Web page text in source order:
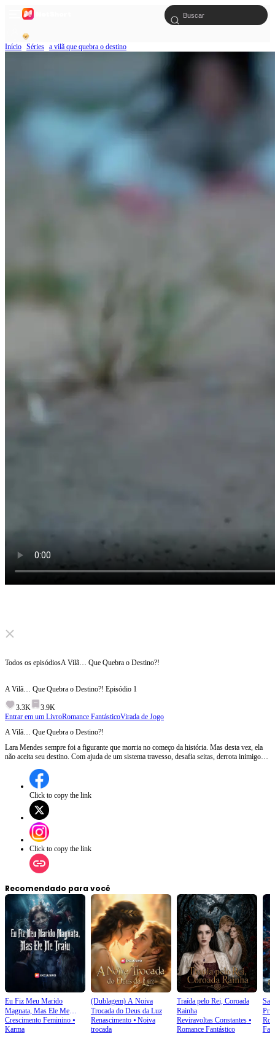
Início Séries a vilã que quebra o destino
Click to unmute
Todos os episódiosA Vilã… Que Quebra o Destino?!
A Vilã… Que Quebra o Destino?! Episódio 1
3.3K
3.9K
Entrar em um LivroRomance FantásticoVirada de Jogo
A Vilã… Que Quebra o Destino?!
Lara Mendes sempre foi a figurante que morria no começo da história. Mas desta vez, ela
não aceita seu destino. Com ajuda de um sistema travesso, desafia seitas, derrota inimigos
como rival… nem como aliada. Entre vingança, romance e batalhas épicas, Lara escreve seu
próprio destino e prova que nenhuma profecia vai segurá-la.
Click to copy the link
Click to copy the link
Recomendado para você
Eu Fiz Meu Marido
Magnata, Mas Ele Me
Traiu
Crescimento Feminino ⦁
Karma
(Dublagem) A Noiva
Trocada do Deus da Luz
Renascimento⦁ Noiva
trocada
Traída pelo Rei, Coroada
Rainha
Reviravoltas Constantes⦁
Romance Fantástico
Sai